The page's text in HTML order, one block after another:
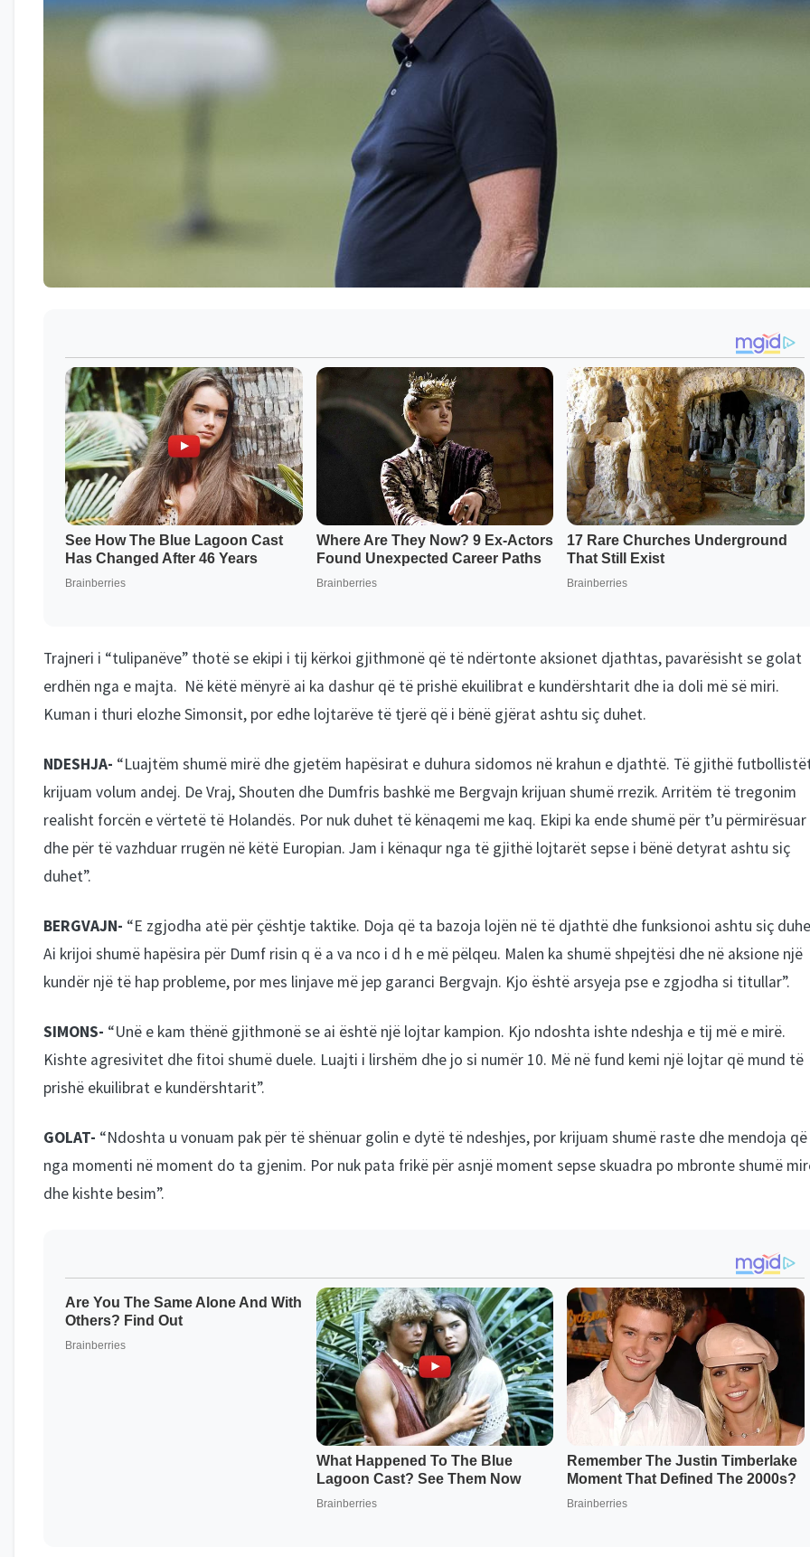
Trajneri i “tulipanëve” thotë se ekipi i tij kërkoi gjithmonë që të ndërtonte aksionet djathtas, pavarësisht se golat
erdhën nga e majta. Në këtë mënyrë ai ka dashur që të prishë ekuilibrat e kundërshtarit dhe ia doli më së miri.
Kuman i thuri elozhe Simonsit, por edhe lojtarëve të tjerë që i bënë gjërat ashtu siç duhet.
NDESHJA- “Luajtëm shumë mirë dhe gjetëm hapësirat e duhura sidomos në krahun e djathtë. Të gjithë
krijuam volum andej. De Vraj, Shouten dhe Dumfris bashkë me Bergvajn krijuan shumë rrezik. Arritëm të tregonim
realisht forcën e vërtetë të Holandës. Por nuk duhet të kënaqemi me kaq. Ekipi ka ende shumë për t’u përmirësuar
dhe për të vazhduar rrugën në këtë Europian. Jam i kënaqur nga të gjithë lojtarët sepse i bënë detyrat ashtu siç
duhet”.
BERGVAJN- “E zgjodha atë për çështje taktike. Doja që ta bazoja lojën në të djathtë dhe funksionoi ashtu siç
Ai krijoi shumë hapësira për Dumf risin q ë a va nco i d h e më pëlqeu. Malen ka shumë shpejtësi dhe në aksione një
kundër një të hap probleme, por mes linjave më jep garanci Bergvajn. Kjo është arsyeja pse e zgjodha si titullar”.
SIMONS- “Unë e kam thënë gjithmonë se ai është një lojtar kampion. Kjo ndoshta ishte ndeshja e tij më e mirë.
Kishte agresivitet dhe fitoi shumë duele. Luajti i lirshëm dhe jo si numër 10. Më në fund kemi një lojtar që mund të
prishë ekuilibrat e kundërshtarit”.
GOLAT- “Ndoshta u vonuam pak për të shënuar golin e dytë të ndeshjes, por krijuam shumë raste dhe mendoja që
nga momenti në moment do ta gjenim. Por nuk pata frikë për asnjë moment sepse skuadra po mbronte shumë
dhe kishte besim”.